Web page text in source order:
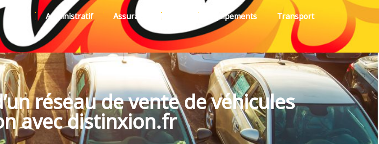
Administratif Assurance Équipements Transport
réseau de vente de véhicules
avec distinxion.fr